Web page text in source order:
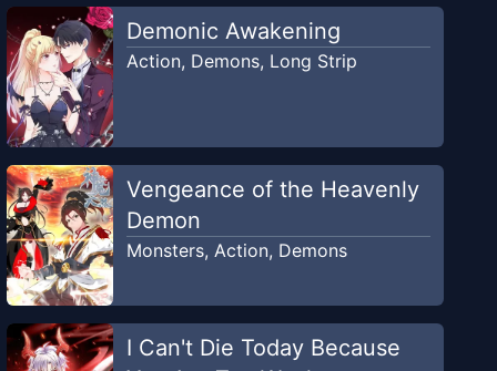
Demonic Awakening
Action, Demons, Long Strip
Vengeance of the Heavenly
Demon
Monsters, Action, Demons
I Can't Die Today Because